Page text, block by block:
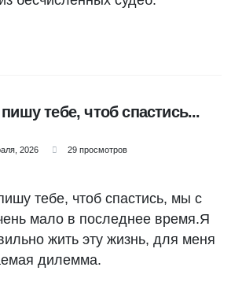
тебе, чтоб спастись...
2026 29 просмотров
тебе, чтоб спастись, мы с
мало в последнее время.Я
жить эту жизнь, для меня
дилемма.